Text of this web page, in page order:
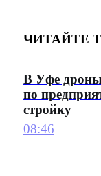
ЧИТАЙТЕ
В Уфе дроны
по
стройку
08:46